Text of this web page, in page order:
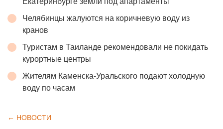
Челябинцы жалуются на коричневую воду из
кранов
Туристам в Таиланде рекомендовали не покидать
курортные центры
Жителям Каменска-Уральского подают холодную
воду по часам
← НОВОСТИ